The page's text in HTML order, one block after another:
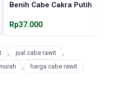
Benih Cabe Cakra Putih
Rp37.000
, jual cabe rawit
,
, harga cabe rawit